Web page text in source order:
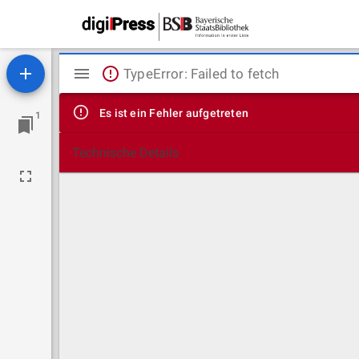
1
Mirador
Viewer
TypeError: Failed to fetch
Es ist ein Fehler aufgetreten
Technische Details